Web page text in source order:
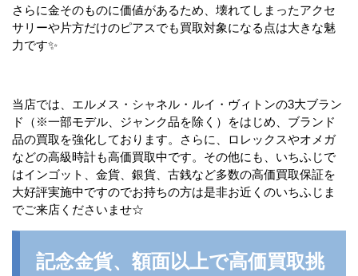
さらに金そのものに価値があるため、壊れてしまったアクセ
サリーや片方だけのピアスでも買取対象になる点は大きな魅
力です✨
当店では、エルメス・シャネル・ルイ・ヴィトンの3大ブラン
ド（※一部モデル、ジャンク品を除く）をはじめ、ブランド
品の買取を強化しております。さらに、ロレックスやオメガ
などの高級時計も高価買取中です。その他にも、いちふじで
はインゴット、金貨、銀貨、古銭など多数の高価買取保証を
大好評実施中ですのでお持ちの方は是非お近くのいちふじま
でご来店くださいませ☆
記念金貨、額面以上で高価買取挑